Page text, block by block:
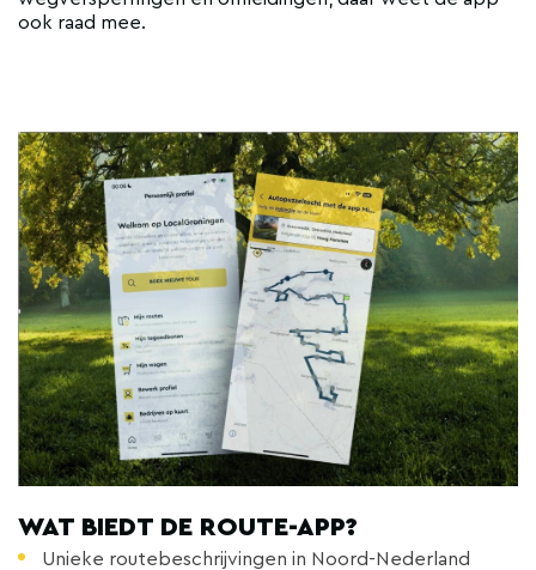
ook raad mee.
WAT BIEDT DE ROUTE-APP?
Unieke routebeschrijvingen in Noord-Nederland